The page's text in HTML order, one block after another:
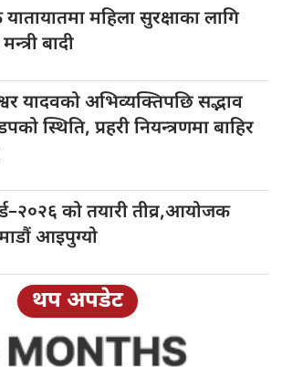
महिला सुरक्षाका लागि
बादी
यादवको अभिव्यक्तिपछि सद्भाव
स्थिति, प्रहरी नियन्त्रणमा बाहिर
को तयारी तीव्र,आयोजक
आइपुग्यो
थप अपडेट